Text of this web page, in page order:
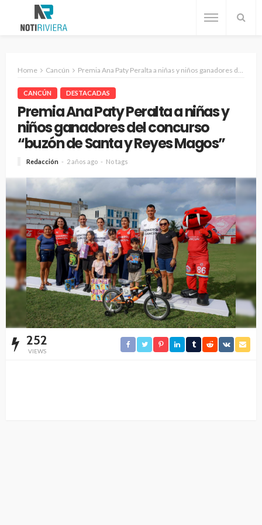
Home Cancún Premia Ana Paty Peralta a niñas y niños ganadores del concurso “buzón de Santa y Reyes Magos”
CANCÚN DESTACADAS
Premia Ana Paty Peralta a niñas y
niños ganadores del concurso
“buzón de Santa y Reyes Magos”
Redacción 2 años ago No tags
252
VIEWS